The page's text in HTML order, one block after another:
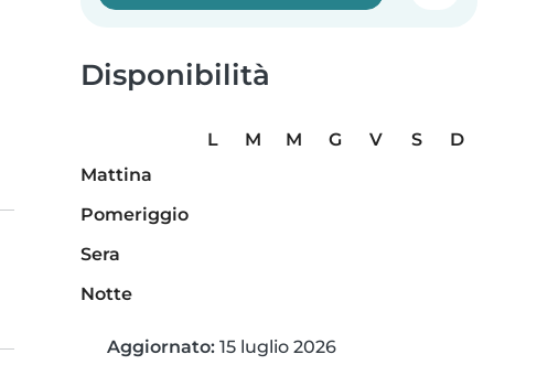
Disponibilità
L M M G V S
D
Mattina
Pomeriggio
Sera
Notte
Aggiornato: 15 luglio 2026